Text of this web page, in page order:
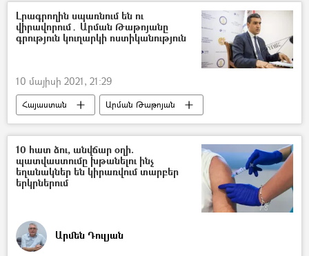
Լրագրողին սպառնում են ու
վիրավորում․ Արման Թաթոյանը
գրություն կուղարկի ոստիկանություն
10 մայիսի 2021, 21:29
Հայաստան
Արման Թաթոյան
Լրագրող
10 հատ ձու, անվճար օղի.
պատվաստումը խթանելու ինչ
եղանակներ են կիրառվում տարբեր
երկրներում
Արմեն Դուլյան